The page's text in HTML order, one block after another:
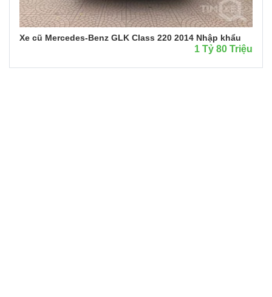
Xe cũ Mercedes-Benz GLK Class 220 2014 Nhập khẩu
1 Tỷ 80 Triệu